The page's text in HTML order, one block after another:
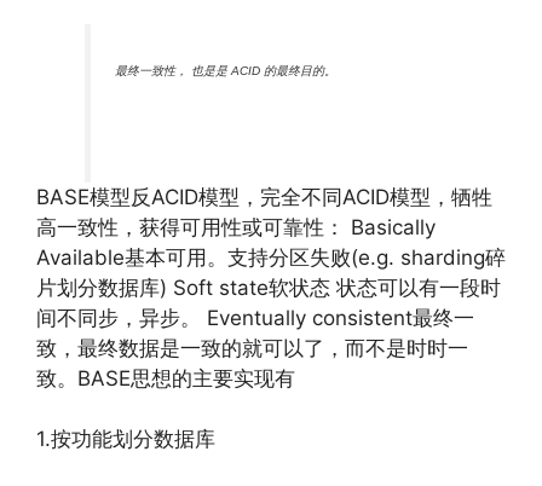
最终一致性， 也是是 ACID 的最终目的。
BASE模型反ACID模型，完全不同ACID模型，牺牲
高一致性，获得可用性或可靠性： Basically
Available基本可用。支持分区失败(e.g. sharding碎
片划分数据库) Soft state软状态 状态可以有一段时
间不同步，异步。 Eventually consistent最终一
致，最终数据是一致的就可以了，而不是时时一
致。BASE思想的主要实现有
1.按功能划分数据库